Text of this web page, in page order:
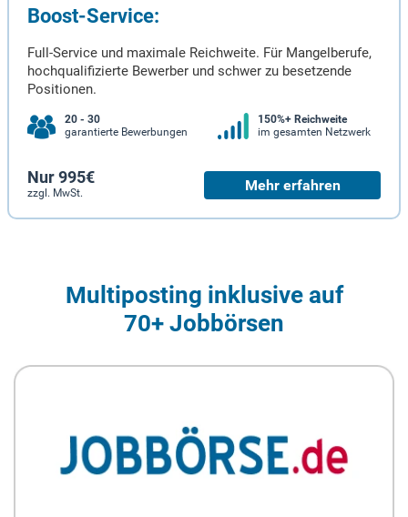
Boost-Service:
Full-Service und maximale Reichweite. Für Mangelberufe,
hochqualifizierte Bewerber und schwer zu besetzende
Positionen.
20 - 30
garantierte Bewerbungen
150%+ Reichweite
im gesamten Netzwerk
Nur 995€
zzgl. MwSt. Mehr erfahren
Multiposting inklusive auf
70+ Jobbörsen